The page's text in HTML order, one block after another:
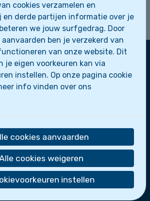
kijken en maak je klaar voor
Sint-Leo
deel uit van
cookies verzamelen en
en derde partijen informatie over je
we jouw surfgedrag. Door
aanvaarden ben je verzekerd van
van onze website. Dit
je eigen voorkeuren kan via
instellen. Op onze pagina cookie
info vinden over ons
cookies aanvaarden
cookies weigeren
instellen